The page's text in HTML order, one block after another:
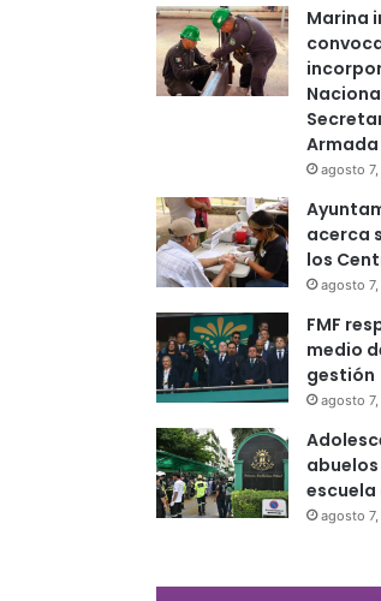
Marina
Armada
agosto
acerca
los
agosto
FMF
medio
gestión
agosto
escuela
agosto